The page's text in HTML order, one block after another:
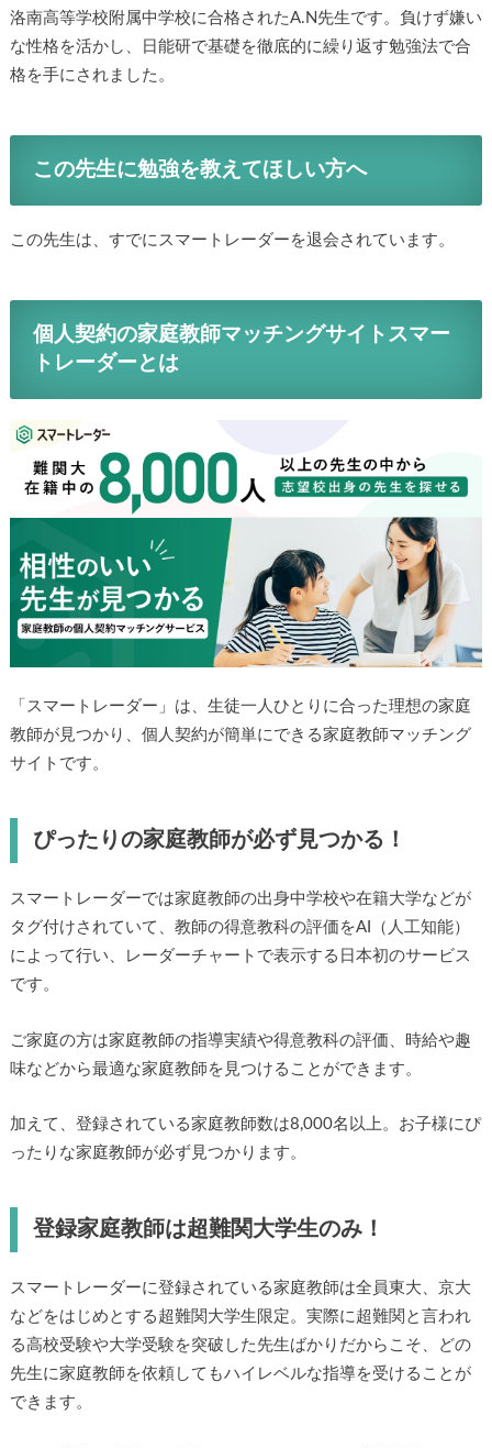
洛南高等学校附属中学校に合格されたA.N先生です。負けず嫌い
な性格を活かし、日能研で基礎を徹底的に繰り返す勉強法で合
格を手にされました。
この先生に勉強を教えてほしい方へ
この先生は、すでにスマートレーダーを退会されています。
個人契約の家庭教師マッチングサイトスマー
トレーダーとは
「スマートレーダー」は、生徒一人ひとりに合った理想の家庭
教師が見つかり、個人契約が簡単にできる家庭教師マッチング
サイトです。
ぴったりの家庭教師が必ず見つかる！
スマートレーダーでは家庭教師の出身中学校や在籍大学などが
タグ付けされていて、教師の得意教科の評価をAI（人工知能）
によって行い、レーダーチャートで表示する日本初のサービス
です。
ご家庭の方は家庭教師の指導実績や得意教科の評価、時給や趣
味などから最適な家庭教師を見つけることができます。
加えて、登録されている家庭教師数は8,000名以上。お子様にぴ
ったりな家庭教師が必ず見つかります。
登録家庭教師は超難関大学生のみ！
スマートレーダーに登録されている家庭教師は全員東大、京大
などをはじめとする超難関大学生限定。実際に超難関と言われ
る高校受験や大学受験を突破した先生ばかりだからこそ、どの
先生に家庭教師を依頼してもハイレベルな指導を受けることが
できます。